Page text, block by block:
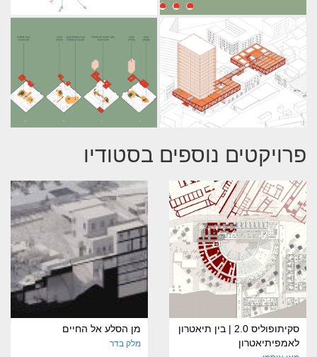
פרויקטים נוספים בסטודיו
סקיתופוליס 2.0 | בין תיאטרון
לאמפיתיאטרון
מן הסלע אל החיים
מלק בדר